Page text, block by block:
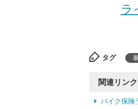
ラ
タグ
関連リンク
バイク保険